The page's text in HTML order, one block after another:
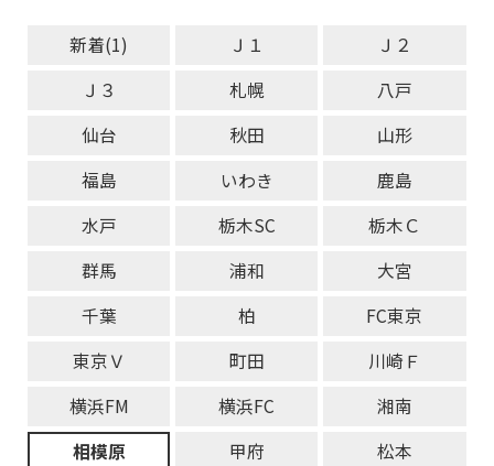
新着(1) Ｊ１
Ｊ２
Ｊ３
札幌
八戸
仙台
秋田
山形
福島
いわき
鹿島
水戸
栃木SC
栃木Ｃ
群馬
浦和
大宮
千葉
柏
FC東京
東京Ｖ
町田
川崎Ｆ
横浜FM
横浜FC
湘南
相模原
甲府
松本